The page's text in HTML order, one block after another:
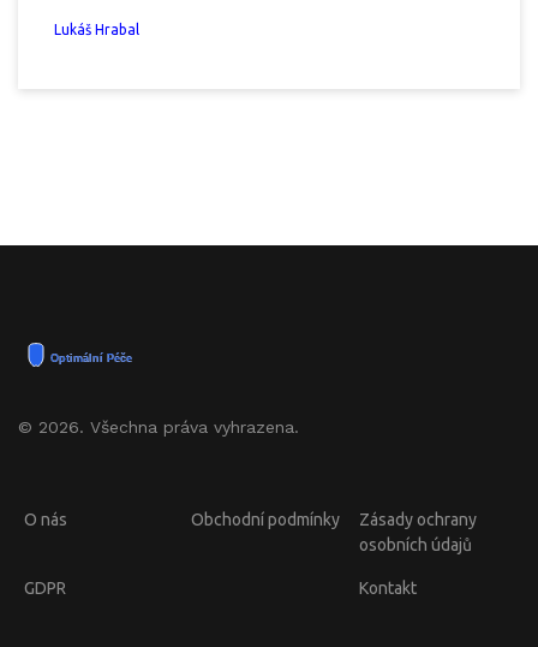
Lukáš Hrabal
© 2026. Všechna práva vyhrazena.
O nás Obchodní podmínky
Zásady ochrany
osobních údajů
GDPR Kontakt